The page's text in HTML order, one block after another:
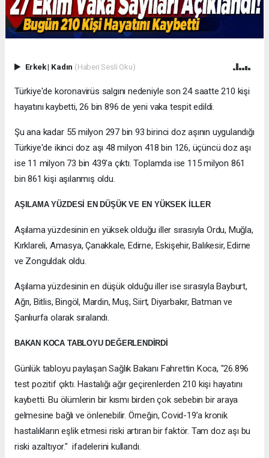
Erkek| Kadın (Haberi Sesli Oku)
Türkiye'de koronavirüs salgını nedeniyle son 24 saatte 210 kişi
hayatını kaybetti, 26 bin 896 de yeni vaka tespit edildi.
Şu ana kadar 55 milyon 297 bin 93 birinci doz aşının uygulandığı
Türkiye'de ikinci doz aşı 48 milyon 418 bin 126, üçüncü doz aşı
ise 11 milyon 73 bin 439'a çıktı. Toplamda ise 115 milyon 861
bin 861 kişi aşılanmış oldu.
AŞILAMA YÜZDESİ EN DÜŞÜK VE EN YÜKSEK İLLER
Aşılama yüzdesinin en yüksek olduğu iller sırasıyla Ordu, Muğla,
Kırklareli, Amasya, Çanakkale, Edirne, Eskişehir, Balıkesir, Edirne
ve Zonguldak oldu.
Aşılama yüzdesinin en düşük olduğu iller ise sırasıyla Bayburt,
Ağrı, Bitlis, Bingöl, Mardin, Muş, Siirt, Diyarbakır, Batman ve
Şanlıurfa olarak sıralandı.
BAKAN KOCA TABLOYU DEĞERLENDİRDİ
Günlük tabloyu paylaşan Sağlık Bakanı Fahrettin Koca, "26.896
test pozitif çıktı. Hastalığı ağır geçirenlerden 210 kişi hayatını
kaybetti. Bu ölümlerin bir kısmı birden çok sebebin bir araya
gelmesine bağlı ve önlenebilir. Örneğin, Covid-19’a kronik
hastalıkların eşlik etmesi riski artıran bir faktör. Tam doz aşı bu
riski azaltıyor." ifadelerini kullandı.